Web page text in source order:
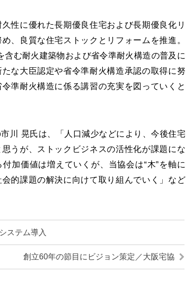
性に優れた長期優良住宅および長期優良化リ
、良質な住宅ストックとリフォームを推進。
含む耐火建築物および省令準耐火構造の普及に
な大臣認定や省令準耐火構造承認の取得に努
準耐火構造に係る講習の充実を図っていくと
川 晃氏は、「人口減少などにより、今後住宅
うが、ストックビジネスの活性化が課題にな
加価値は増えていくが、当協会は“木”を軸に
的課題の解決に向けて取り組んでいく」など
ステム導入
創立60年の節目にビジョン策定／大阪宅協